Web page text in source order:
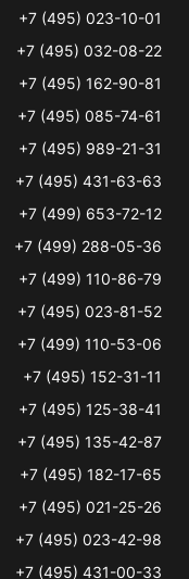
+7 (495) 023-10-01
+7 (495) 032-08-22
+7 (495) 162-90-81
+7 (495) 085-74-61
+7 (495) 989-21-31
+7 (495) 431-63-63
+7 (499) 653-72-12
+7 (499) 288-05-36
+7 (499) 110-86-79
+7 (495) 023-81-52
+7 (499) 110-53-06
+7 (495) 152-31-11
+7 (495) 125-38-41
+7 (495) 135-42-87
+7 (495) 182-17-65
+7 (495) 021-25-26
+7 (495) 023-42-98
+7 (495) 431-00-33